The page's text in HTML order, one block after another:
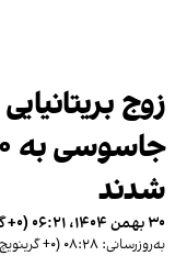
زوج
شدند
۳۰ بهمن ۱۴۰۴، ۰۶:۲۱ (‎+۰ گرینویچ)
به‌روزرسانی: ۰۸:۲۸ (‎+۰ گرینویچ)